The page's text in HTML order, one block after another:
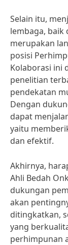
Selain itu,
lembaga, baik
merupakan
posisi
Kolaborasi ini
penelitian
pendekatan
Dengan
dapat
yaitu
dan efektif.
Akhirnya,
Ahli Bedah
dukungan
akan
ditingkatkan,
yang
perhimpunan